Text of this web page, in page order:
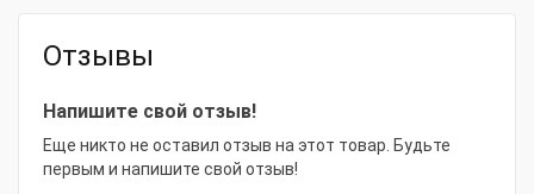
Отзывы
Напишите свой отзыв!
Еще никто не оставил отзыв на этот товар. Будьте
первым и напишите свой отзыв!